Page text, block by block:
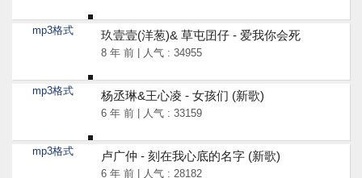
mp3格式 玖壹壹(洋葱)& 草屯囝仔 - 爱我你会死
8 年 前 | 人气 : 34955
mp3格式 杨丞琳&王心凌 - 女孩们 (新歌)
6 年 前 | 人气 : 33159
mp3格式 卢广仲 - 刻在我心底的名字 (新歌)
6 年 前 | 人气 : 28182